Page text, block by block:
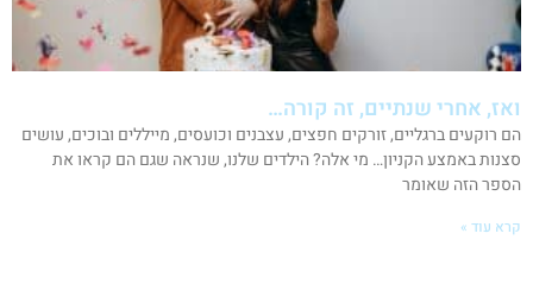
ואז, אחרי שנתיים, זה קורה…
הם רוקעים ברגליים, זורקים חפצים, עצבנים וכועסים, מייללים ובוכים, עושים
סצנות באמצע הקניון… מי אלה? הילדים שלנו, שנראה שגם הם קראו את
הספר הזה שאומר
קרא עוד »